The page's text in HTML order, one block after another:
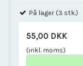
På lager (3 stk.)
55,00 DKK
(inkl. moms)